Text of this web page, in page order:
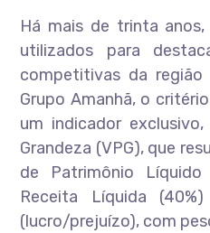
Há mais de trinta
utilizados para
competitivas da
Grupo Amanhã, o
um indicador
Grandeza (VPG), que
de Patrimônio
Receita Líquida
(lucro/prejuízo), com